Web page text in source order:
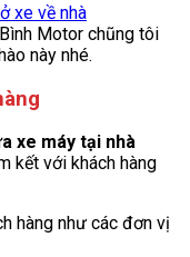
xe về nhà
Motor chũng tôi
này nhé.
xe máy tại nhà
kết với khách hàng
hàng như các đơn vị